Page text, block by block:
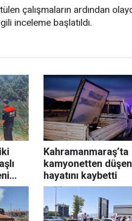
çalışmaların ardından
inceleme başlatıldı.
Kahramanmaraş’ta
kamyonetten
hayatını kaybetti